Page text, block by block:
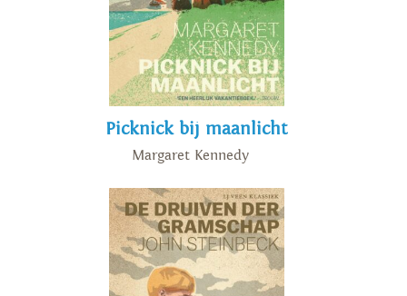
Picknick bij maanlicht
Margaret Kennedy